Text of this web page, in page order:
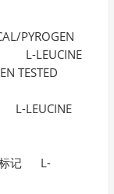
PYROGEN
L-LEUCINE
TESTED
L-LEUCINE
标记 L-